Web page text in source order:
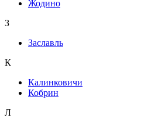
Жодино
З
Заславль
К
Калинковичи
Кобрин
Л